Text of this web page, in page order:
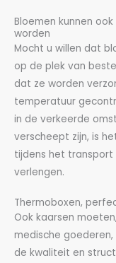
Bloemen kunnen
worden
Mocht u willen dat
op de plek van
dat ze worden
temperatuur
in de verkeerde
verscheept zijn, is
tijdens het
verlengen.
Thermoboxen,
Ook kaarsen
medische
de kwaliteit en